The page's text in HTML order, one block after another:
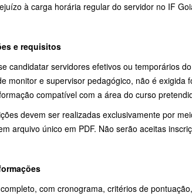
à carga horária regular do servidor no IF
e requisitos
candidatar servidores efetivos ou temporários
monitor e supervisor pedagógico, não é
compatível com a área do curso
devem ser realizadas exclusivamente por
arquivo único em PDF. Não serão aceitas
com cronograma, critérios de